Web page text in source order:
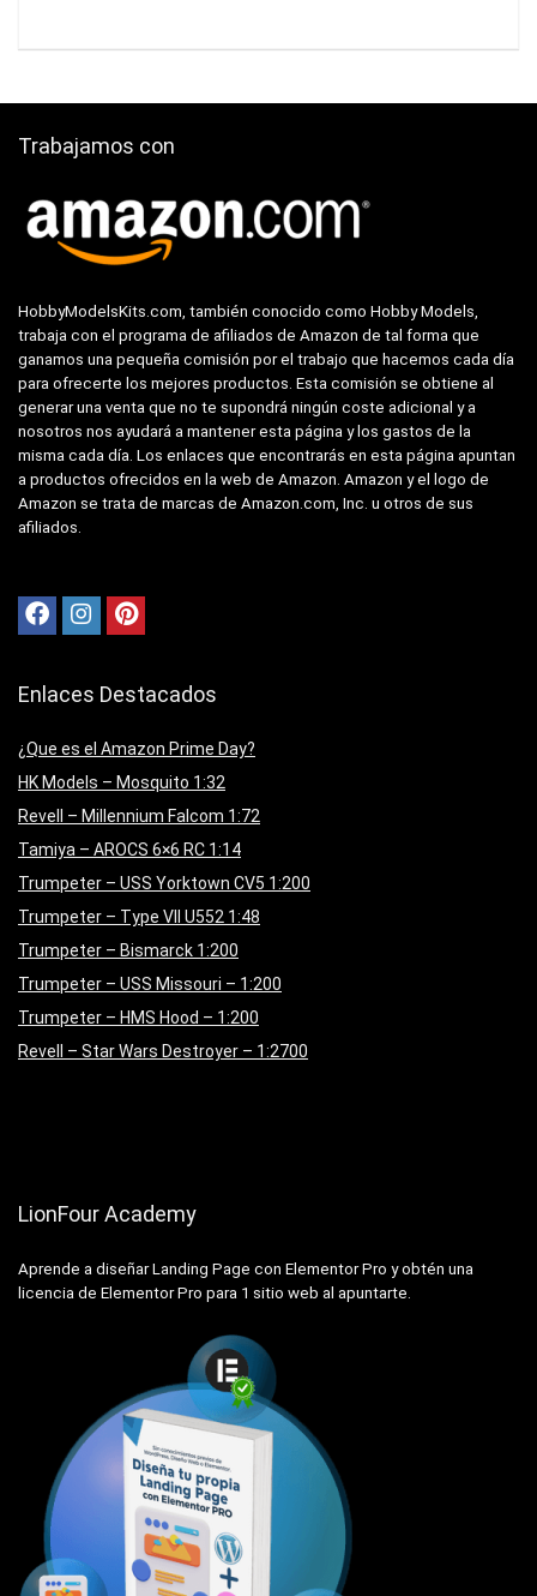
Trabajamos con
HobbyModelsKits.com, también conocido como Hobby Models,
trabaja con el programa de afiliados de Amazon de tal forma que
ganamos una pequeña comisión por el trabajo que hacemos cada día
para ofrecerte los mejores productos. Esta comisión se obtiene al
generar una venta que no te supondrá ningún coste adicional y a
nosotros nos ayudará a mantener esta página y los gastos de la
misma cada día. Los enlaces que encontrarás en esta página apuntan
a productos ofrecidos en la web de Amazon. Amazon y el logo de
Amazon se trata de marcas de Amazon.com, Inc. u otros de sus
afiliados.
Enlaces Destacados
¿Que es el Amazon Prime Day?
HK Models – Mosquito 1:32
Revell – Millennium Falcom 1:72
Tamiya – AROCS 6×6 RC 1:14
Trumpeter – USS Yorktown CV5 1:200
Trumpeter – Type VII U552 1:48
Trumpeter – Bismarck 1:200
Trumpeter – USS Missouri – 1:200
Trumpeter – HMS Hood – 1:200
Revell – Star Wars Destroyer – 1:2700
LionFour Academy
Aprende a diseñar Landing Page con Elementor Pro y obtén una
licencia de Elementor Pro para 1 sitio web al apuntarte.